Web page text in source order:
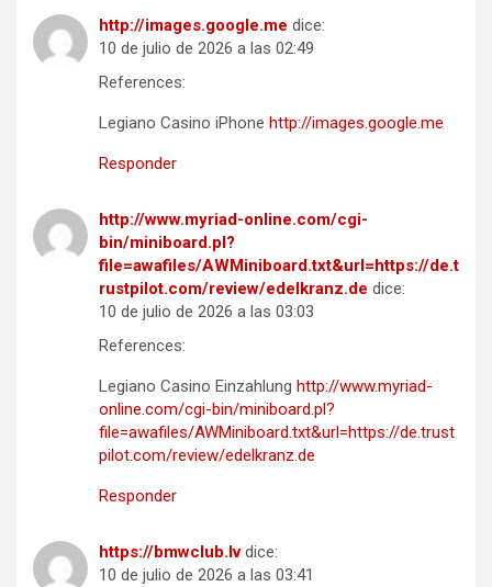
http://images.google.me dice:
10 de julio de 2026 a las 02:49
References:
Legiano Casino iPhone http://images.google.me
Responder
http://www.myriad-online.com/cgi-
bin/miniboard.pl?
file=awafiles/AWMiniboard.txt&url=https://de.t
rustpilot.com/review/edelkranz.de dice:
10 de julio de 2026 a las 03:03
References:
Legiano Casino Einzahlung http://www.myriad-
online.com/cgi-bin/miniboard.pl?
file=awafiles/AWMiniboard.txt&url=https://de.trust
pilot.com/review/edelkranz.de
Responder
https://bmwclub.lv dice:
10 de julio de 2026 a las 03:41